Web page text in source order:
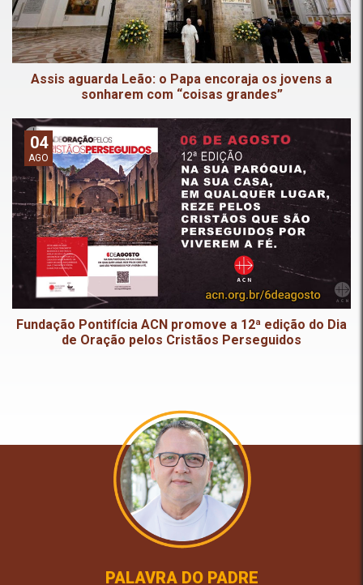
Assis aguarda Leão: o Papa encoraja os jovens a
sonharem com “coisas grandes”
04
AGO
Fundação Pontifícia ACN promove a 12ª edição do Dia
de Oração pelos Cristãos Perseguidos
PALAVRA DO PADRE